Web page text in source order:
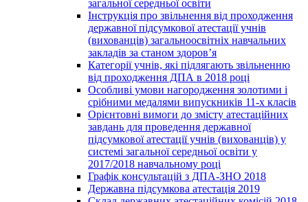
загальної середньої освіти
Інструкція про звільнення від проходження
державної підсумкової атестації учнів
(вихованців) загальноосвітніх навчальних
закладів за станом здоров’я
Категорії учнів, які підлягають звільненню
від проходження ДПА в 2018 році
Особливі умови нагородження золотими і
срібними медалями випускників 11-х класів
Орієнтовні вимоги до змісту атестаційних
завдань для проведення державної
підсумкової атестації учнів (вихованців) у
системі загальної середньої освіти у
2017/2018 навчальному році
Графік консультацій з ДПА-ЗНО 2018
Державна підсумкова атестація 2019